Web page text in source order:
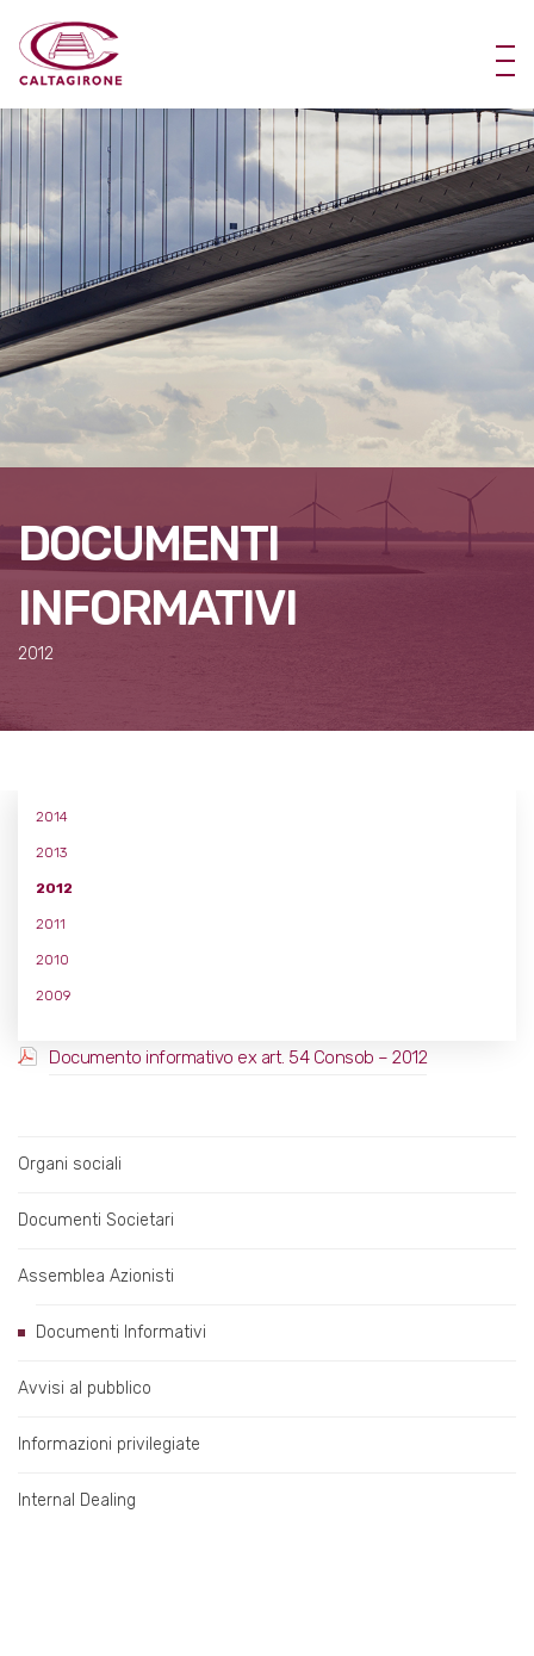
DOCUMENTI
INFORMATIVI
2012
2014
2013
2012
2011
2010
2009
Documento informativo ex art. 54 Consob – 2012
Organi sociali
Documenti Societari
Assemblea Azionisti
Documenti Informativi
Avvisi al pubblico
Informazioni privilegiate
Internal Dealing